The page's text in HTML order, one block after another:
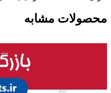
محصولات مشابه